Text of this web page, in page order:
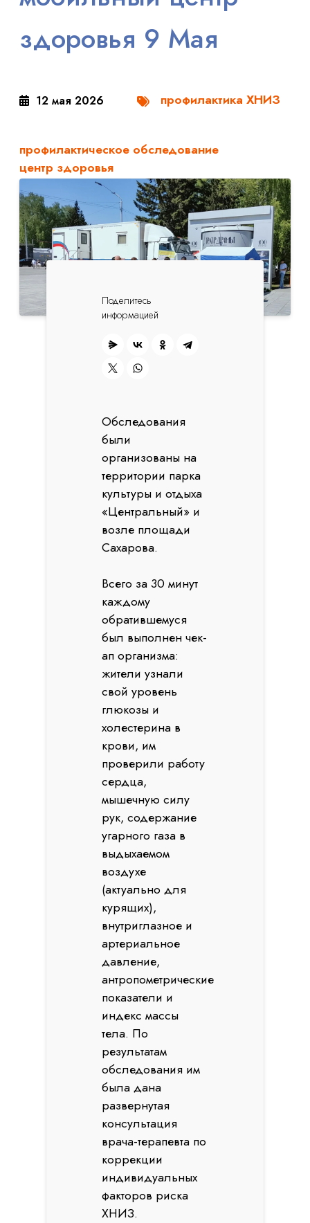
здоровья 9 Мая
12 мая 2026 профилактика ХНИЗ
профилактическое обследование
центр здоровья
Поделитесь
информацией
Обследования
были
организованы на
территории парка
культуры и отдыха
«Центральный» и
возле площади
Сахарова.
Всего за 30 минут
каждому
обратившемуся
был выполнен чек-
ап организма:
жители узнали
свой уровень
глюкозы и
холестерина в
крови, им
проверили работу
сердца,
мышечную силу
рук, содержание
угарного газа в
выдыхаемом
воздухе
(актуально для
курящих),
внутриглазное и
артериальное
давление,
антропометрические
показатели и
индекс массы
тела. По
результатам
обследования им
была дана
развернутая
консультация
врача-терапевта по
коррекции
индивидуальных
факторов риска
ХНИЗ.